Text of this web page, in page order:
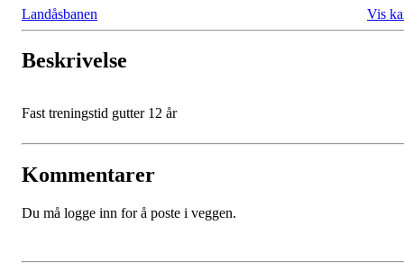
Landåsbanen Vis
Beskrivelse
Fast treningstid gutter 12 år
Kommentarer
Du må logge inn for å poste i veggen.